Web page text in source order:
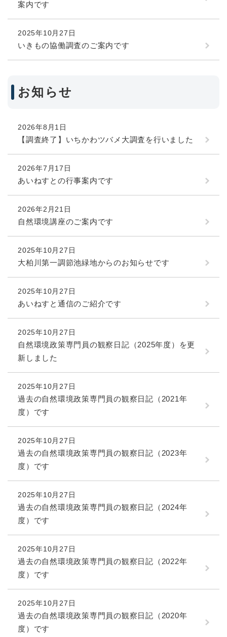
案内です
2025年10月27日
いきもの協働調査のご案内です
お知らせ
2026年8月1日
【調査終了】いちかわツバメ大調査を行いました
2026年7月17日
あいねすとの行事案内です
2026年2月21日
自然環境講座のご案内です
2025年10月27日
大柏川第一調節池緑地からのお知らせです
2025年10月27日
あいねすと通信のご紹介です
2025年10月27日
自然環境政策専門員の観察日記（2025年度）を更
新しました
2025年10月27日
過去の自然環境政策専門員の観察日記（2021年
度）です
2025年10月27日
過去の自然環境政策専門員の観察日記（2023年
度）です
2025年10月27日
過去の自然環境政策専門員の観察日記（2024年
度）です
2025年10月27日
過去の自然環境政策専門員の観察日記（2022年
度）です
2025年10月27日
過去の自然環境政策専門員の観察日記（2020年
度）です